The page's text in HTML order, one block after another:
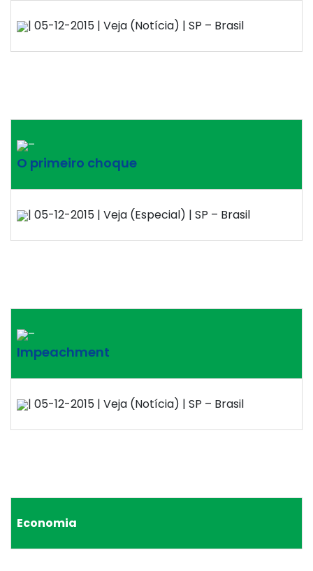
| 05-12-2015 | Veja (Notícia) | SP – Brasil
–
O primeiro choque
| 05-12-2015 | Veja (Especial) | SP – Brasil
–
Impeachment
| 05-12-2015 | Veja (Notícia) | SP – Brasil
Economia